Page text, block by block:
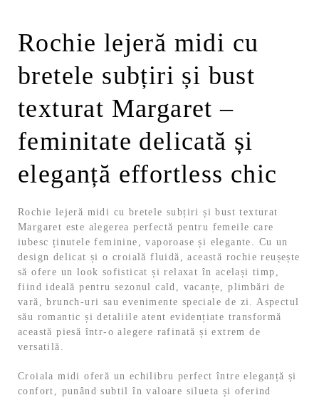
Rochie lejeră midi cu
bretele subțiri și bust
texturat Margaret –
feminitate delicată și
eleganță effortless chic
Rochie lejeră midi cu bretele subțiri și bust texturat
Margaret este alegerea perfectă pentru femeile care
iubesc ținutele feminine, vaporoase și elegante. Cu un
design delicat și o croială fluidă, această rochie reușește
să ofere un look sofisticat și relaxat în același timp,
fiind ideală pentru sezonul cald, vacanțe, plimbări de
vară, brunch-uri sau evenimente speciale de zi. Aspectul
său romantic și detaliile atent evidențiate transformă
această piesă într-o alegere rafinată și extrem de
versatilă.
Croiala midi oferă un echilibru perfect între eleganță și
confort, punând subtil în valoare silueta și oferind